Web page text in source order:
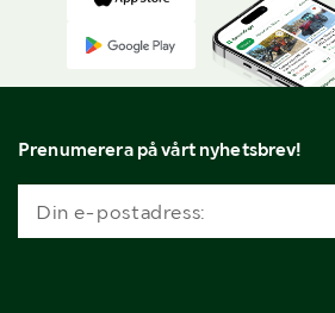
Prenumerera på vårt nyhetsbrev!